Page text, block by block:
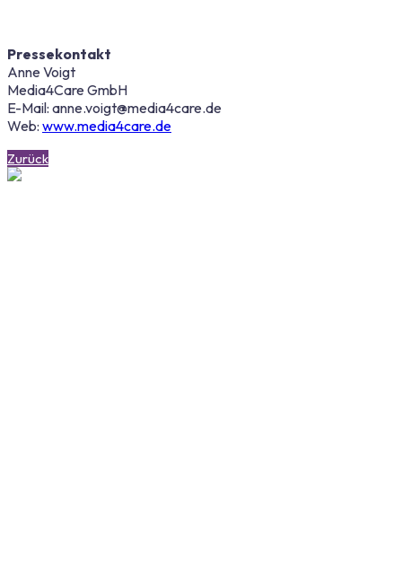
Pressekontakt
Anne Voigt
Media4Care GmbH
E-Mail: anne.voigt@media4care.de
Web: www.media4care.de
Zurück